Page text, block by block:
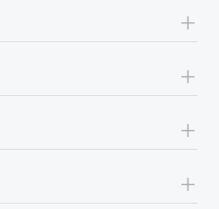
+
+
+
+